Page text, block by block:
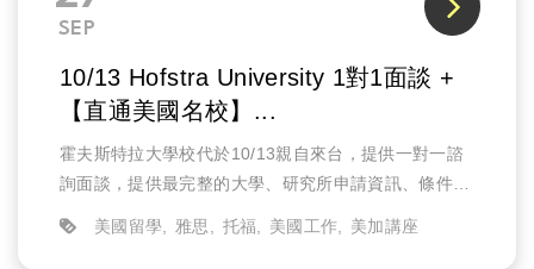
SEP
10/13 Hofstra University 1對1面談 +
【直通美國名校】...
霍夫斯特拉大學校代於10/13親自來台，提供一對一諮
詢面談，提供最完整的大學、研究所申請資訊、條件需
求、以及說明攻讀該校科系如何幫助未來就業的發展。
美國留學 雅思 托福 美國工作 美加講座